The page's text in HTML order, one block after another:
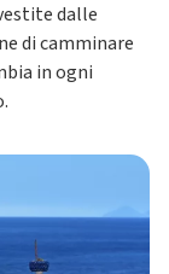
dalle
di camminare
in ogni